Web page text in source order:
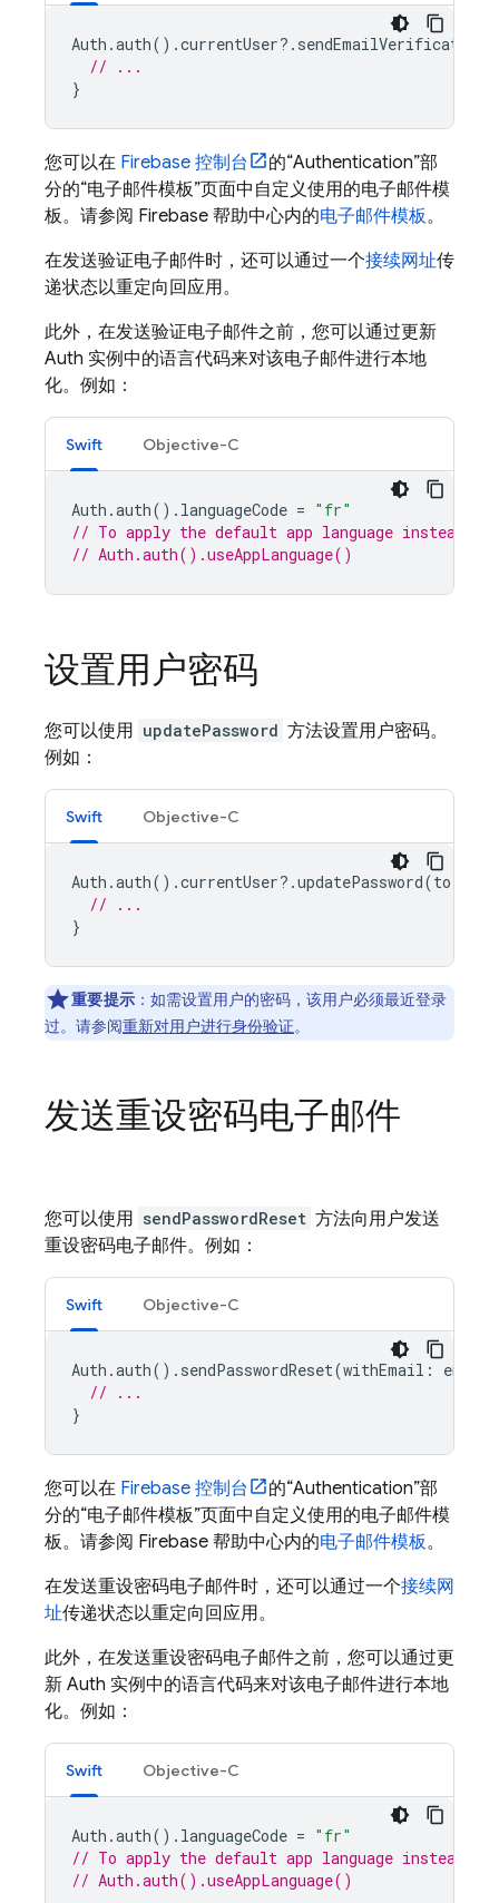
Auth .auth().currentUser?. sendEmailVerification
// ...
}
您可以在 Firebase 控制台
的“Authentication”部
分的“电子邮件模板”页面中自定义使用的电子邮件模
板。请参阅 Firebase 帮助中心内的电子邮件模板。
在发送验证电子邮件时，还可以通过一个接续网址传
递状态以重定向回应用。
此外，在发送验证电子邮件之前，您可以通过更新
Auth 实例中的语言代码来对该电子邮件进行本地
化。例如：
Swift Objective-C
Auth .auth(). languageCode = "fr"
// To apply the default app language
// Auth.auth().useAppLanguage()
设置用户密码
您可以使用 updatePassword 方法设置用户密码。
例如：
Swift Objective-C
Auth .auth().currentUser?.updatePassword(to
// ...
}
重要提示 ：如需设置用户的密码，该用户必须最近登录
过。请参阅重新对用户进行身份验证。
发送重设密码电子邮件
您可以使用 sendPasswordReset 方法向用户发送
重设密码电子邮件。例如：
Swift Objective-C
Auth .auth(). sendPasswordReset(withEmail : email
// ...
}
您可以在 Firebase 控制台
的“Authentication”部
分的“电子邮件模板”页面中自定义使用的电子邮件模
板。请参阅 Firebase 帮助中心内的电子邮件模板。
在发送重设密码电子邮件时，还可以通过一个接续网
址传递状态以重定向回应用。
此外，在发送重设密码电子邮件之前，您可以通过更
新 Auth 实例中的语言代码来对该电子邮件进行本地
化。例如：
Swift Objective-C
Auth .auth(). languageCode = "fr"
// To apply the default app language
// Auth.auth().useAppLanguage()